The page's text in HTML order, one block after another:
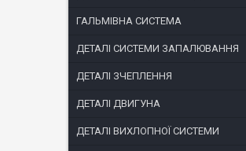
ГАЛЬМІВНА СИСТЕМА
ДЕТАЛІ СИСТЕМИ ЗАПАЛЮВАННЯ
ДЕТАЛІ ЗЧЕПЛЕННЯ
ДЕТАЛІ ДВИГУНА
ДЕТАЛІ ВИХЛОПНОЇ СИСТЕМИ